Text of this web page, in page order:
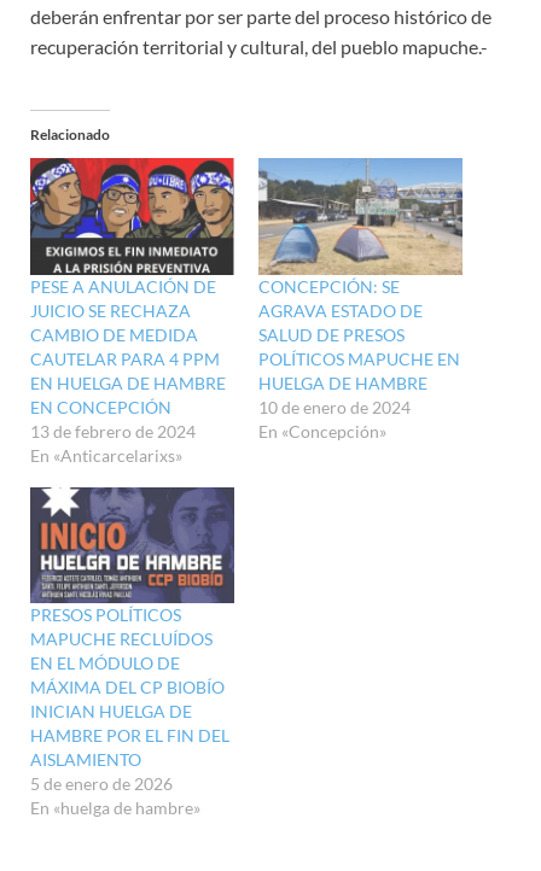
deberán enfrentar por ser parte del proceso histórico de
recuperación territorial y cultural, del pueblo mapuche.-
Relacionado
PESE A ANULACIÓN DE
JUICIO SE RECHAZA
CAMBIO DE MEDIDA
CAUTELAR PARA 4 PPM
EN HUELGA DE HAMBRE
EN CONCEPCIÓN
13 de febrero de 2024
En «Anticarcelarixs»
CONCEPCIÓN: SE
AGRAVA ESTADO DE
SALUD DE PRESOS
POLÍTICOS MAPUCHE EN
HUELGA DE HAMBRE
10 de enero de 2024
En «Concepción»
PRESOS POLÍTICOS
MAPUCHE RECLUÍDOS
EN EL MÓDULO DE
MÁXIMA DEL CP BIOBÍO
INICIAN HUELGA DE
HAMBRE POR EL FIN DEL
AISLAMIENTO
5 de enero de 2026
En «huelga de hambre»